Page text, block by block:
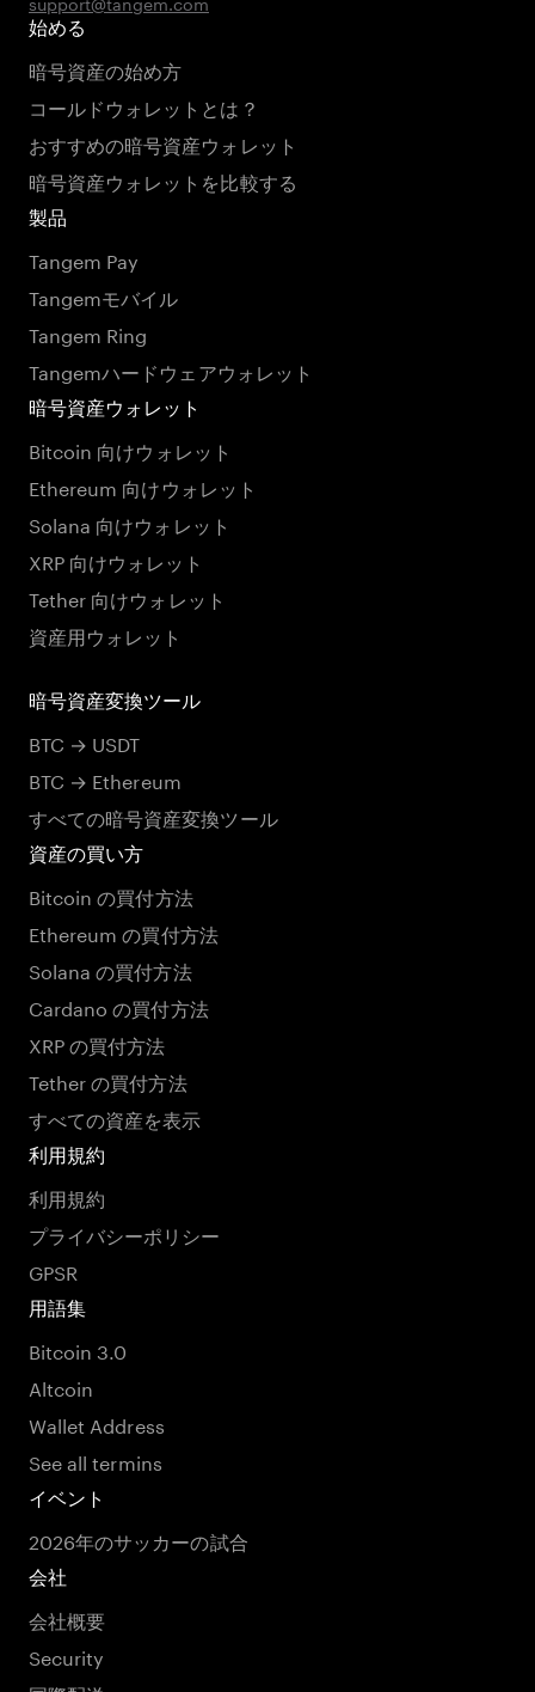
始める
暗号資産の始め方
コールドウォレットとは？
おすすめの暗号資産ウォレット
暗号資産ウォレットを比較する
製品
Tangem Pay
Tangemモバイル
Tangem Ring
Tangemハードウェアウォレット
暗号資産ウォレット
Bitcoin 向けウォレット
Ethereum 向けウォレット
Solana 向けウォレット
XRP 向けウォレット
Tether 向けウォレット
資産用ウォレット
暗号資産変換ツール
BTC → USDT
BTC → Ethereum
すべての暗号資産変換ツール
資産の買い方
Bitcoin の買付方法
Ethereum の買付方法
Solana の買付方法
Cardano の買付方法
XRP の買付方法
Tether の買付方法
すべての資産を表示
利用規約
利用規約
プライバシーポリシー
GPSR
用語集
Bitcoin 3.0
Altcoin
Wallet Address
See all termins
イベント
2026年のサッカーの試合
会社
会社概要
Security